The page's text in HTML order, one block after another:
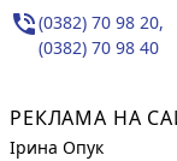
phone_in_talk(0382) 70 98 20,
(0382) 70 98 40
РЕКЛАМА НА
Ірина Опук